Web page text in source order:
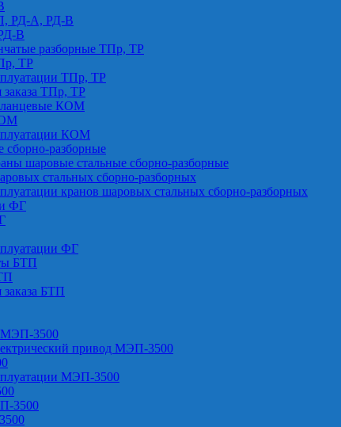
РД-А, РД-В
В
разборные ТПр, ТР
ТР
ТПр, ТР
ТПр, ТР
КОМ
КОМ
разборные
шаровые стальные сборно-разборные
стальных сборно-разборных
кранов шаровых стальных сборно-разборных
ФГ
ФГ
БТП
БТП
МЭП-3500
привод МЭП-3500
МЭП-3500
3500